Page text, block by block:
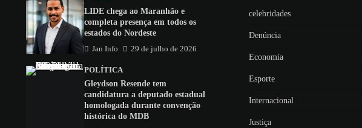
LIDE chega ao Maranhão e
completa presença em todos os
estados do Nordeste
Jan Info 29 de julho de 2026
POLÍTICA
Gleydson Resende tem
candidatura a deputado estadual
homologada durante convenção
histórica do MDB
celebridades
Denúncia
Economia
Esporte
Internacional
Justiça